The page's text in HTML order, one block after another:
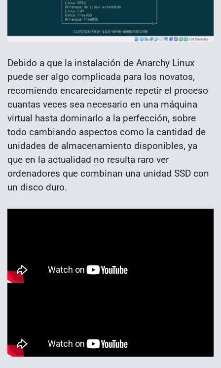
Debido a que la instalación de Anarchy Linux
puede ser algo complicada para los novatos,
recomiendo encarecidamente repetir el proceso
cuantas veces sea necesario en una máquina
virtual hasta dominarlo a la perfección, sobre
todo cambiando aspectos como la cantidad de
unidades de almacenamiento disponibles, ya
que en la actualidad no resulta raro ver
ordenadores que combinan una unidad SSD con
un disco duro.